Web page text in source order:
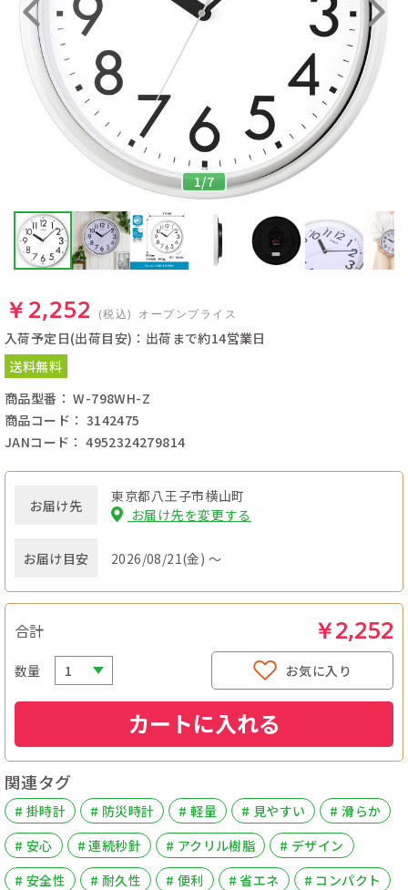
1/7
￥2,252 (税込) オープンプライス
入荷予定日(出荷目安)：出荷まで約14営業日
送料無料
商品型番： W-798WH-Z
商品コード： 3142475
JANコード： 4952324279814
お届け先
東京都八王子市横山町
お届け先を変更する
お届け目安 2026/08/21(金) ～
合計 ￥2,252
数量 お気に入り
カートに入れる
関連タグ
# 掛時計 # 防災時計 # 軽量 # 見やすい
# 滑らか
# 安心
# 連続秒針 # アクリル樹脂
# デザイン
# 安全性
# 耐久性 # 便利 # 省エネ
# コンパクト